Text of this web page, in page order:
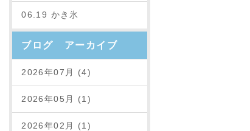
06.19 かき氷
ブログ アーカイブ
2026年07月 (4)
2026年05月 (1)
2026年02月 (1)